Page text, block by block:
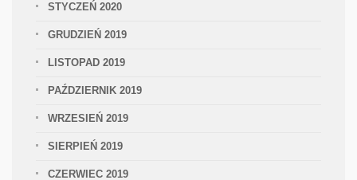
STYCZEŃ 2020
GRUDZIEŃ 2019
LISTOPAD 2019
PAŹDZIERNIK 2019
WRZESIEŃ 2019
SIERPIEŃ 2019
CZERWIEC 2019